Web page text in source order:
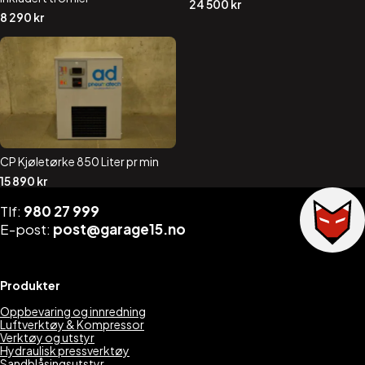
8 290 kr
24 500 kr
CP Kjøletørke 850 Liter pr min
15 890 kr
Tlf: 980 27 999
E-post: post@garage15.no
Produkter
Oppbevaring og innredning
Luftverktøy & Kompressor
Verktøy og utstyr
Hydraulisk pressverktøy